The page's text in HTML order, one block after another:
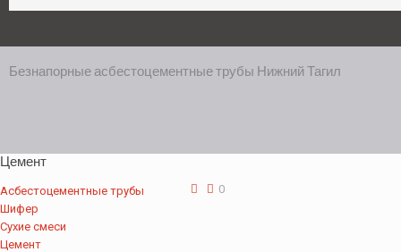
Безнапорные асбестоцементные трубы Нижний Тагил
0
Цемент
Асбестоцементные трубы
Шифер
Сухие смеси
Цемент